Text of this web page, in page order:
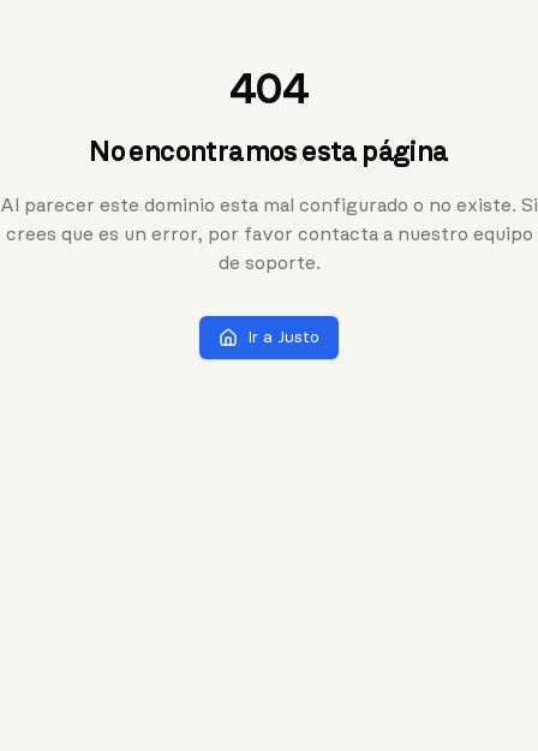
404
No encontramos esta página
Al parecer este dominio esta mal configurado o no existe. Si
crees que es un error, por favor contacta a nuestro equipo
de soporte.
Ir a Justo